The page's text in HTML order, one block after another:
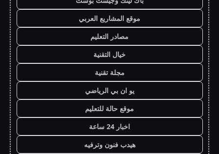
موقع المشاريع العربي
مصادر التعليم
خيال التقنية
مجلة تقنية
يو ان بي الرياضي
موقع حالة للتعليم
اخبار 24 ساعة
هيدب فنون وترفيه